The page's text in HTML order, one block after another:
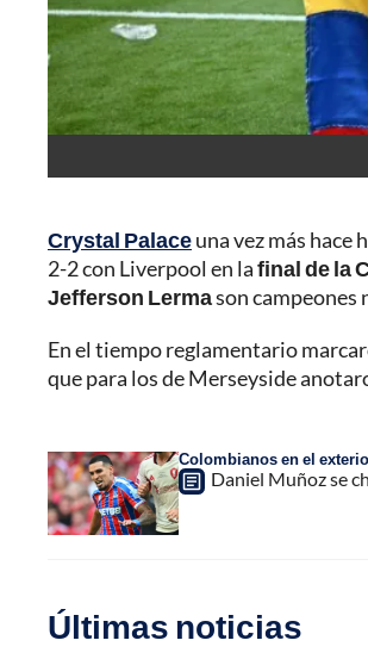
Crystal Palaceuna vez más
2-2 con Liverpool en lafinal de la
Jefferson Lermason
En el tiempo reglamentario
que para los de Merseyside
Colombianos en el
Daniel Muñoz se
Últimas noticias